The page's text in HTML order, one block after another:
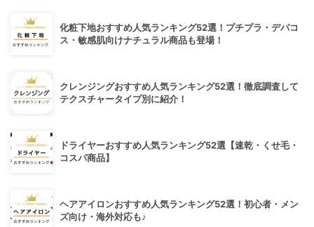
化粧下地おすすめ人気ランキング52選！プチプラ・デパコ
ス・敏感肌向けナチュラル商品も登場！
クレンジングおすすめ人気ランキング52選！徹底調査して
テクスチャータイプ別に紹介！
ドライヤーおすすめ人気ランキング52選【速乾・くせ毛・
コスパ商品】
ヘアアイロンおすすめ人気ランキング52選！初心者・メン
ズ向け・海外対応も♪